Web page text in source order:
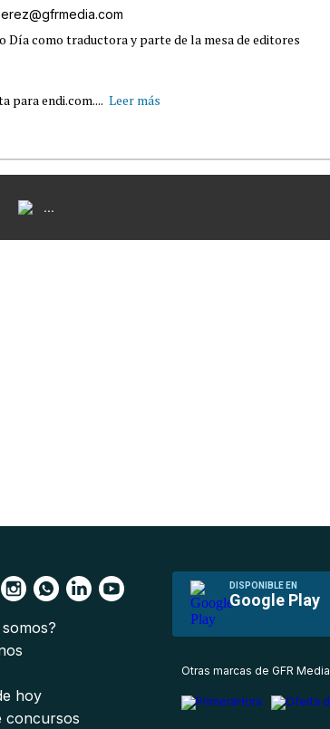
Día como traductora y parte de la mesa de editores
para endi.com.... Leer más
...
DISPONIBLE EN
Google Play
hoy
concursos
Otras marcas de GFR Media